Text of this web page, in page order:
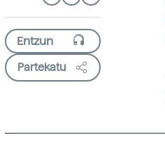
Partekatu